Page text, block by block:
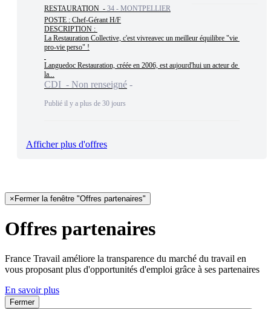
RESTAURATION - 34 - MONTPELLIER
POSTE : Chef-Gérant H/F
DESCRIPTION :
La Restauration Collective, c'est vivreavec un meilleur équilibre "vie
pro-vie perso" !
Languedoc Restauration, créée en 2006, est aujourd'hui un acteur de
la...
CDI - Non renseigné
Publié il y a plus de 30 jours
Afficher plus d'offres
×Fermer la fenêtre "Offres partenaires"
Offres partenaires
France Travail améliore la transparence du marché du travail en
vous proposant plus d'opportunités d'emploi grâce à ses partenaires
En savoir plus
Fermer